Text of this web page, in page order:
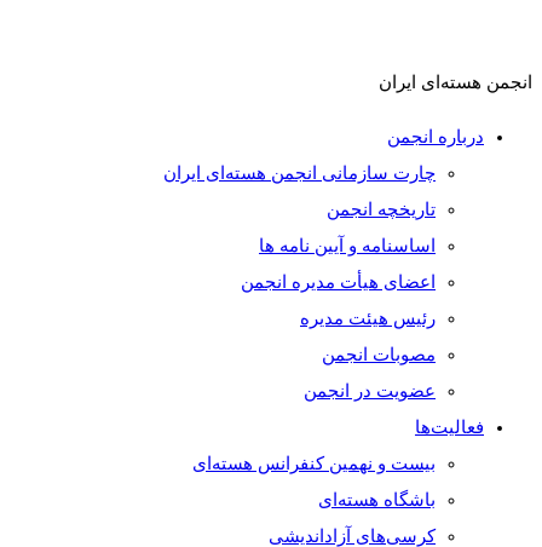
انجمن هسته‌ای ایران
درباره انجمن
چارت سازمانی انجمن هسته‌ای ایران
تاریخچه انجمن
اساسنامه و آیین نامه ها
اعضای هیأت مدیره انجمن
رئیس هیئت مدیره
مصوبات انجمن
عضویت در انجمن
فعالیت‌ها
بیست و نهمین کنفرانس هسته‌ای
باشگاه هسته‌ای
کرسی‌های آزاداندیشی